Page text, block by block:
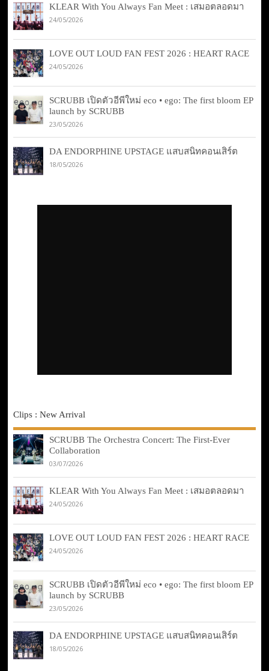
KLEAR With You Always Fan Meet : เสมอตลอดมา
24/05/2026
LOVE OUT LOUD FAN FEST 2026 : HEART RACE
24/05/2026
SCRUBB เปิดตัวอีพีใหม่ eco • ego: The first bloom EP
launch by SCRUBB
23/05/2026
DA ENDORPHINE UPSTAGE แสบสนิทคอนเสิร์ต
18/05/2026
Clips : New Arrival
SCRUBB The Orchestra Concert: The First-Ever
Collaboration
03/07/2026
KLEAR With You Always Fan Meet : เสมอตลอดมา
24/05/2026
LOVE OUT LOUD FAN FEST 2026 : HEART RACE
24/05/2026
SCRUBB เปิดตัวอีพีใหม่ eco • ego: The first bloom EP
launch by SCRUBB
23/05/2026
DA ENDORPHINE UPSTAGE แสบสนิทคอนเสิร์ต
18/05/2026